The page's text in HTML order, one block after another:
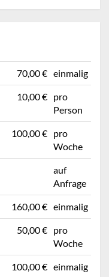
70,00 € einmalig
10,00 € pro
Person
100,00 € pro
Woche
auf
Anfrage
160,00 € einmalig
50,00 € pro
Woche
100,00 € einmalig